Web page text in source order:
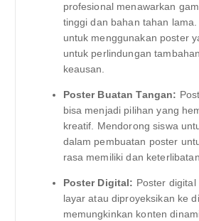
profesional menawarkan
tinggi dan bahan tahan
untuk menggunakan poster
untuk perlindungan
keausan.
Poster Buatan Tangan:
bisa menjadi pilihan yang
kreatif. Mendorong siswa
dalam pembuatan poster
rasa memiliki dan keterlibatan.
Poster Digital: Poster
layar atau diproyeksikan ke
memungkinkan konten